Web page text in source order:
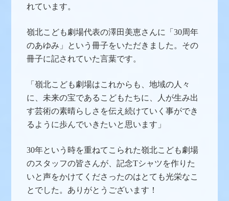
れています。
嶺北こども劇場代表の澤田美恵さんに「30周年
のあゆみ」という冊子をいただきました。その
冊子に記されていた言葉です。
「嶺北こども劇場はこれからも、地域の人々
に、未来の宝であるこどもたちに、人が生み出
す芸術の素晴らしさを伝え続けていく事ができ
るように歩んでいきたいと思います」
30年という時を重ねてこられた嶺北こども劇場
のスタッフの皆さんが、記念Tシャツを作りた
いと声をかけてくださったのはとても光栄なこ
とでした。ありがとうございます！